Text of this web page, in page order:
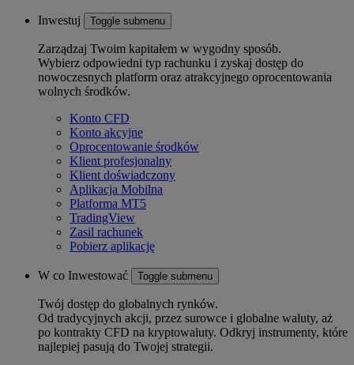
Inwestuj Toggle submenu
Zarządzaj Twoim kapitałem w wygodny sposób.
Wybierz odpowiedni typ rachunku i zyskaj dostęp do
nowoczesnych platform oraz atrakcyjnego oprocentowania
wolnych środków.
Konto CFD
Konto akcyjne
Oprocentowanie środków
Klient profesjonalny
Klient doświadczony
Aplikacja Mobilna
Platforma MT5
TradingView
Zasil rachunek
Pobierz aplikację
W co Inwestować Toggle submenu
Twój dostęp do globalnych rynków.
Od tradycyjnych akcji, przez surowce i globalne waluty, aż
po kontrakty CFD na kryptowaluty. Odkryj instrumenty, które
najlepiej pasują do Twojej strategii.